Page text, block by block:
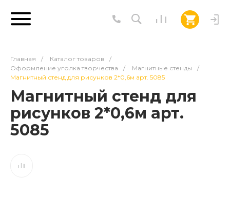
Главная / Каталог товаров
/
Оформление уголка творчества
/ Магнитные стенды
/
Магнитный стенд для рисунков 2*0,6м арт. 5085
Магнитный стенд для
рисунков 2*0,6м арт.
5085